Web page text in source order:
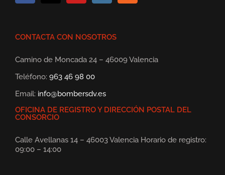
CONTACTA CON NOSOTROS
Camino de Moncada 24 – 46009 Valencia
Teléfono: 963 46 98 00
Email: info@bombersdv.es
OFICINA DE REGISTRO Y DIRECCIÓN POSTAL DEL
CONSORCIO
Calle Avellanas 14 – 46003 Valencia Horario de registro:
09:00 – 14:00